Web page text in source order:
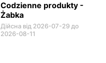
Codzienne produkty -
Żabka
Дійсна від 2026-07-29 до
2026-08-11